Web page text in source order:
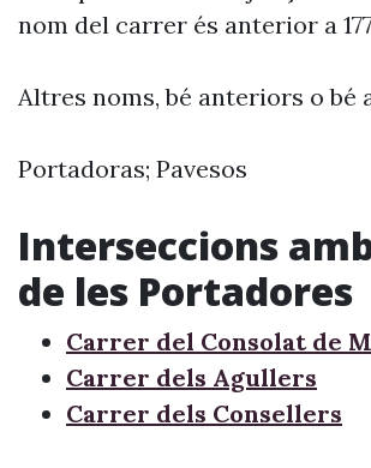
nom del carrer és anterior a
Altres noms, bé anteriors o bé
Portadoras; Pavesos
Interseccions
de les Portadores
Carrer del Consolat de
Carrer dels Agullers
Carrer dels Consellers